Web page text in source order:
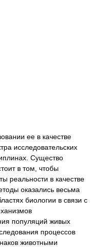
ее в качестве
исследовательских
Существо
в том, чтобы
реальности в качестве
оказались весьма
биологии в связи с
популяций живых
процессов
животными